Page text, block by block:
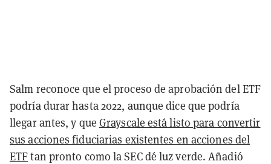
Salm reconoce que el proceso de aprobación del ETF
podría durar hasta 2022, aunque dice que podría
llegar antes, y que Grayscale está listo para convertir
sus acciones fiduciarias existentes en acciones del
ETFtan pronto como la SEC dé luz verde. Añadió